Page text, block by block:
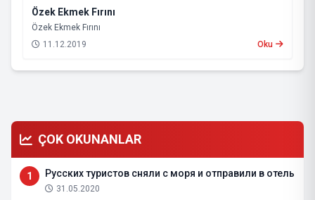
Özek Ekmek Fırını
Özek Ekmek Fırını
11.12.2019
Oku
ÇOK OKUNANLAR
1 Русских туристов сняли с моря и отправили в отель
31.05.2020